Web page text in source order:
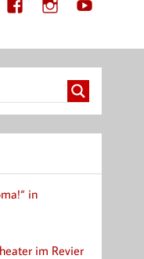
in
im Revier